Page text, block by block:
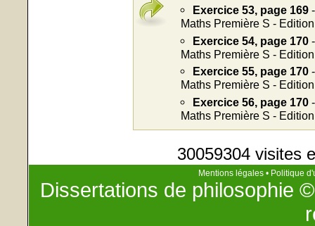
Exercice 53, page 169
Maths Première S -
Exercice 54, page 170
Maths Première S -
Exercice 55, page 170
Maths Première S -
Exercice 56, page 170
Maths Première S -
30059304 visites
Mentions légales • Politique
Dissertations de philosophie